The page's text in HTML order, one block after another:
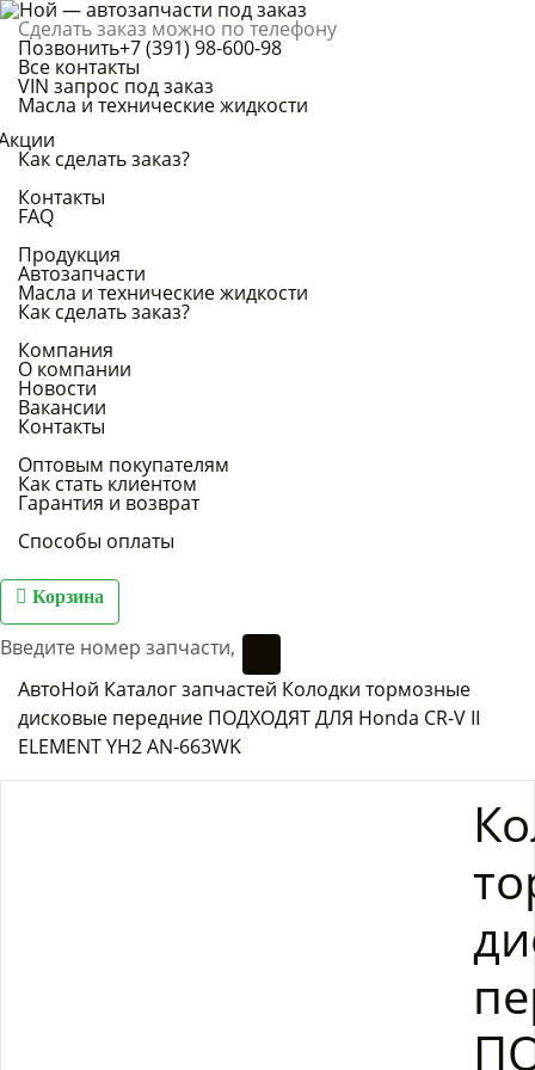
Сделать заказ можно по телефону
Позвонить+7 (391) 98-600-98
Все контакты
VIN запрос под заказ
Масла и технические жидкости
Как сделать заказ?
Контакты
FAQ
Продукция
Автозапчасти
Масла и технические жидкости
Как сделать заказ?
Компания
О компании
Новости
Вакансии
Контакты
Оптовым покупателям
Как стать клиентом
Гарантия и возврат
Способы оплаты
Корзина
АвтоНой Каталог запчастей Колодки тормозные
дисковые передние ПОДХОДЯТ ДЛЯ Honda CR-V II
ELEMENT YH2 AN-663WK